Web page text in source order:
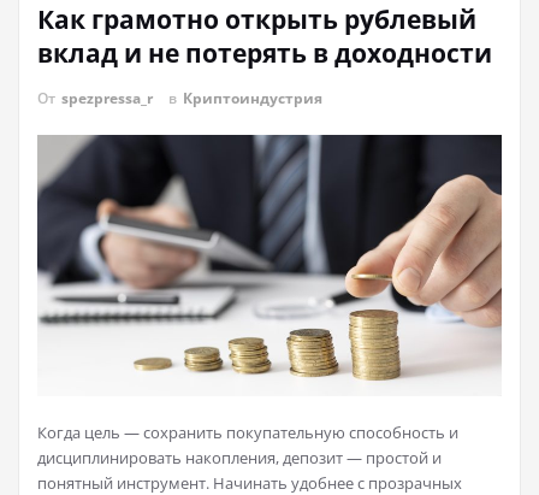
Как грамотно открыть рублевый
вклад и не потерять в доходности
От spezpressa_r в Криптоиндустрия
Когда цель — сохранить покупательную способность и
дисциплинировать накопления, депозит — простой и
понятный инструмент. Начинать удобнее с прозрачных